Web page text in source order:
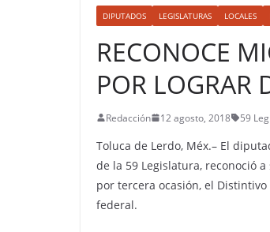
DIPUTADOS LEGISLATURAS LOCALES
RECONOCE
POR LOGRAR
Redacción 12 agosto, 2018 59
Toluca de Lerdo, Méx.– El
de la 59 Legislatura, reconoció
por tercera ocasión, el
federal.